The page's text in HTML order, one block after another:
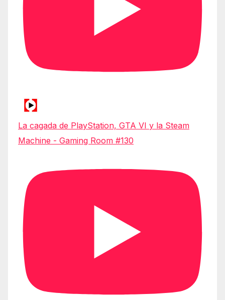
La cagada de PlayStation, GTA VI y la Steam
Machine - Gaming Room #130